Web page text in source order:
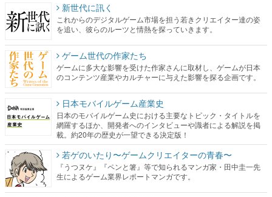
新世代に訊く
これからのデジタルゲーム市場を担う若きクリエイター達の姿
を追い、彼らのルーツと情熱を探っていきます。
ゲーム世代の作家たち
ゲームに多大な影響を受けた作家さんに取材し、ゲームが日本
のコンテンツ産業やカルチャーに与えた影響を探る企画です。
日本モバイルゲーム産業史
日本のモバイルゲーム史における主要なトピック・タイトルを
網羅するほか、開発者へのインタビューや識者による解説を掲
載。約20年の歴史が一望できる決定版！
若ゲのいたり〜ゲームクリエイターの青春〜
『うつヌケ』『ペンと箸』等で知られるマンガ家・田中圭一先
生によるゲーム業界レポートマンガです。